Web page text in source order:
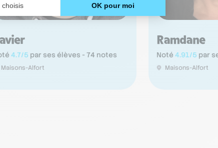
4.7/5 par ses élèves - 74 notes
Maisons-Alfort
Ramdane
Noté 4.91/5 par
Maisons-Alfort